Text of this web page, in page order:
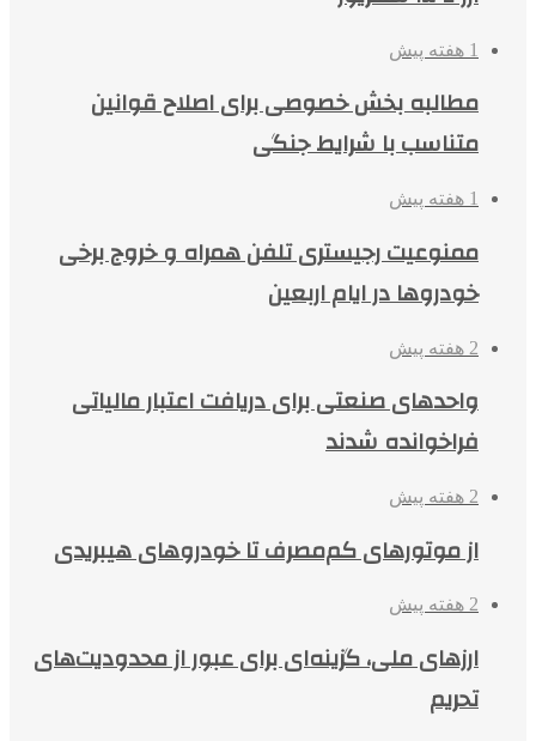
1 هفته پیش
مطالبه بخش خصوصی برای اصلاح قوانین
متناسب با شرایط جنگی
1 هفته پیش
ممنوعیت رجیستری تلفن همراه و خروج برخی
خودروها در ایام اربعین
2 هفته پیش
واحدهای صنعتی برای دریافت اعتبار مالیاتی
فراخوانده شدند
2 هفته پیش
از موتورهای کم‌مصرف تا خودروهای هیبریدی
2 هفته پیش
ارزهای ملی، گزینه‌ای برای عبور از محدودیت‌های
تحریم